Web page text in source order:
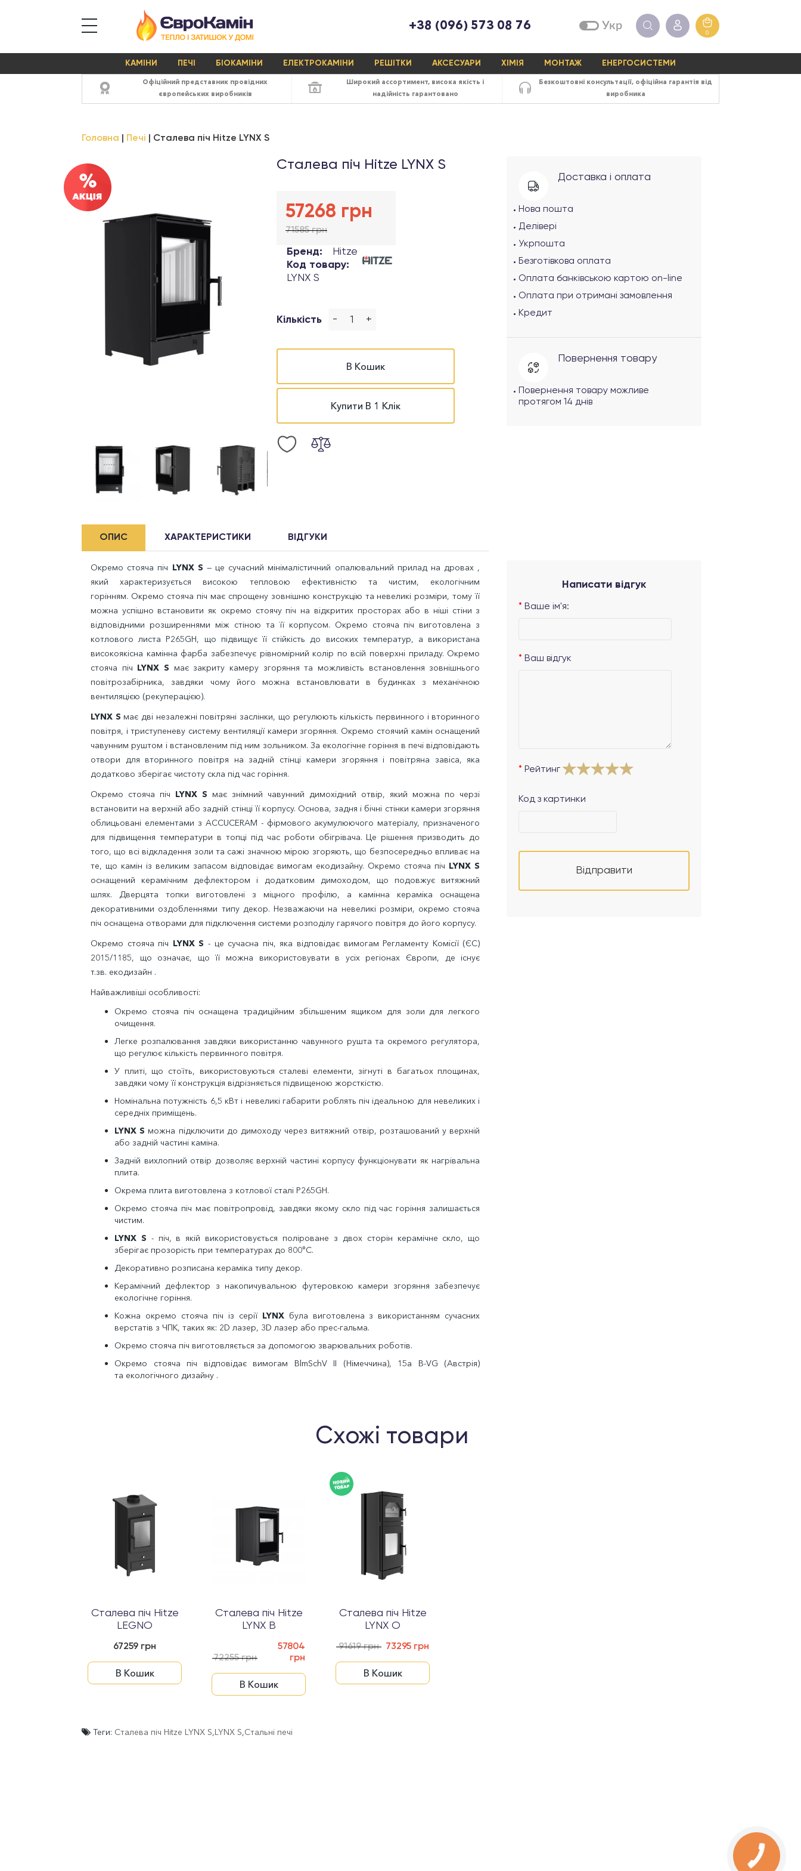
+38 (096) 573 08 76 Укр
0
КАМІНИ ПЕЧІ БІОКАМІНИ ЕЛЕКТРОКАМІНИ РЕШІТКИ АКСЕСУАРИ ХІМІЯ МОНТАЖ ЕНЕРГОСИСТЕМИ
Офіційний представник провідних
європейських виробників
Широкий ассортимент, висока якість і
надійність гарантовано
Безкоштовні консультації, офіційна гарантія від
виробника
Головна Печі Сталева піч Hitze LYNX S
Сталева піч Hitze LYNX S
57268 грн
71585 грн
Бренд:
Hitze
Код товару:
LYNX S
Кількість - +
В Кошик
Купити В 1 Клік
Доставка і оплата
Нова пошта
Делівері
Укрпошта
Безготівкова оплата
Оплата банківською картою on-line
Оплата при отримані замовлення
Кредит
Повернення товару
Повернення товару можливе
протягом 14 днів
ОПИС ХАРАКТЕРИСТИКИ ВІДГУКИ
Окремо стояча піч LYNX S — це сучасний мінімалістичний опалювальний прилад на дровах ,
який характеризується високою тепловою ефективністю та чистим, екологічним
горінням. Окремо стояча піч має спрощену зовнішню конструкцію та невеликі розміри, тому її
можна успішно встановити як окремо стоячу піч на відкритих просторах або в ніші стіни з
відповідними розширеннями між стіною та її корпусом. Окремо стояча піч виготовлена ​​з
котлового листа P265GH, що підвищує її стійкість до високих температур, а використана
високоякісна камінна фарба забезпечує рівномірний колір по всій поверхні приладу. Окремо
стояча піч LYNX S має закриту камеру згоряння та можливість встановлення зовнішнього
повітрозабірника, завдяки чому його можна встановлювати в будинках з механічною
вентиляцією (рекуперацією).
LYNX S має дві незалежні повітряні заслінки, що регулюють кількість первинного і вторинного
повітря, і триступеневу систему вентиляції камери згоряння. Окремо стоячий камін оснащений
чавунним руштом і встановленим під ним зольником. За екологічне горіння в печі відповідають
отвори для вторинного повітря на задній стінці камери згоряння і повітряна завіса, яка
додатково зберігає чистоту скла під час горіння.
Окремо стояча піч LYNX S має знімний чавунний димохідний отвір, який можна по черзі
встановити на верхній або задній стінці її корпусу. Основа, задня і бічні стінки камери згоряння
облицьовані елементами з ACCUCERAM - фірмового акумулюючого матеріалу, призначеного
для підвищення температури в топці під час роботи обігрівача. Це рішення призводить до
того, що всі відкладення золи та сажі значною мірою згоряють, що безпосередньо впливає на
те, що камін із великим запасом відповідає вимогам екодизайну. Окремо стояча піч LYNX S
оснащений керамічним дефлектором і додатковим димоходом, що подовжує витяжний
шлях. Дверцята топки виготовлені з міцного профілю, а камінна кераміка оснащена
декоративними оздобленнями типу декор. Незважаючи на невеликі розміри, окремо стояча
піч оснащена отворами для підключення системи розподілу гарячого повітря до його корпусу.
Окремо стояча піч LYNX S - це сучасна піч, яка відповідає вимогам Регламенту Комісії (ЄС)
2015/1185, що означає, що її можна використовувати в усіх регіонах Європи, де існує
т.зв. екодизайн .
Найважливіші особливості:
Окремо стояча піч оснащена традиційним збільшеним ящиком для золи для легкого
очищення.
Легке розпалювання завдяки використанню чавунного рушта та окремого регулятора,
що регулює кількість первинного повітря.
У плиті, що стоїть, використовуються сталеві елементи, зігнуті в багатьох площинах,
завдяки чому її конструкція відрізняється підвищеною жорсткістю.
Номінальна потужність 6,5 кВт і невеликі габарити роблять піч ідеальною для невеликих і
середніх приміщень.
LYNX S можна підключити до димоходу через витяжний отвір, розташований у верхній
або задній частині каміна.
Задній вихлопний отвір дозволяє верхній частині корпусу функціонувати як нагрівальна
плита.
Окрема плита виготовлена ​​з котлової сталі P265GH.
Окремо стояча піч має повітропровід, завдяки якому скло під час горіння залишається
чистим.
LYNX S - піч, в якій використовується поліроване з двох сторін керамічне скло, що
зберігає прозорість при температурах до 800°C.
Декоративно розписана кераміка типу декор.
Керамічний дефлектор з накопичувальною футеровкою камери згоряння забезпечує
екологічне горіння.
Кожна окремо стояча піч із серії LYNXбула виготовлена ​​з використанням сучасних
верстатів з ЧПК, таких як: 2D лазер, 3D лазер або прес-гальма.
Окремо стояча піч виготовляється за допомогою зварювальних роботів.
Окремо стояча піч відповідає вимогам BlmSchV II (Німеччина), 15a B-VG (Австрія)
та екологічного дизайну .
Написати відгук
Ваше ім'я:
Ваш відгук
Рейтинг
Код з картинки
Відправити
Схожі товари
Сталева піч Hitze
LEGNO
67259 грн
В Кошик
Сталева піч Hitze
LYNX B
72255 грн
57804
грн
В Кошик
Сталева піч Hitze
LYNX O
91619 грн 73295 грн
В Кошик
Теги: Сталева піч Hitze LYNX S,LYNX S,Стальні печі